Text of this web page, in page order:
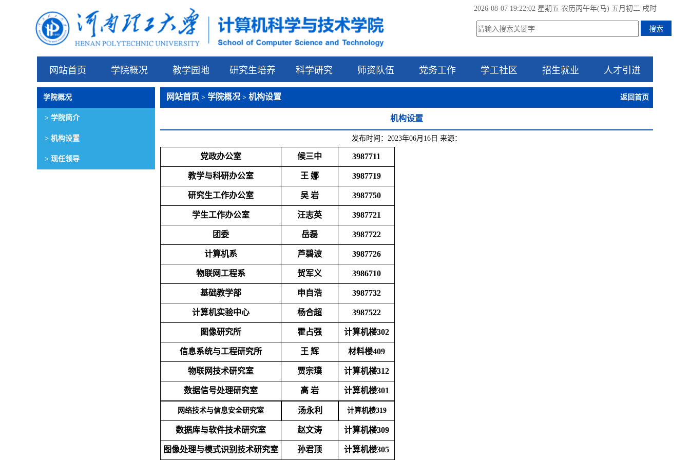
2026-08-07 19:22:02 星期五 农历丙午年(马) 五月初二 戌时
网站首页 学院概况 教学园地 研究生培养 科学研究 师资队伍 党务工作 学工社区 招生就业 人才引进
学院概况
> 学院简介
> 机构设置
> 现任领导
网站首页 > 学院概况 > 机构设置 返回首页
机构设置
发布时间：2023年06月16日 来源：
党政办公室 候三中 3987711
教学与科研办公室 王 娜 3987719
研究生工作办公室 吴 岩 3987750
学生工作办公室 汪志英 3987721
团委 岳磊 3987722
计算机系 芦碧波 3987726
物联网工程系 贺军义 3986710
基础教学部 申自浩 3987732
计算机实验中心 杨合超 3987522
图像研究所 霍占强 计算机楼302
信息系统与工程研究所 王 辉 材料楼409
物联网技术研究室 贾宗璞 计算机楼312
数据信号处理研究室 高 岩 计算机楼301
网络技术与信息安全研究室 汤永利 计算机楼319
数据库与软件技术研究室 赵文涛 计算机楼309
图像处理与模式识别技术研究室 孙君顶 计算机楼305